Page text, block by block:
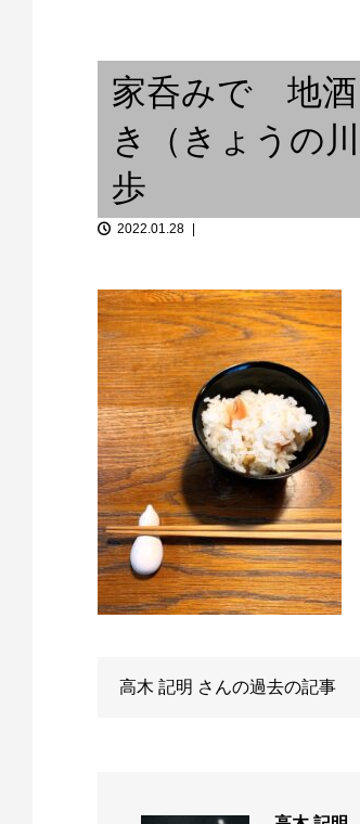
⑧
/ From Occi...
北京遊学記 (1)
家呑みで 地
き（きょうの
歩
2022.01.28
高木 記明 さんの過去の記事